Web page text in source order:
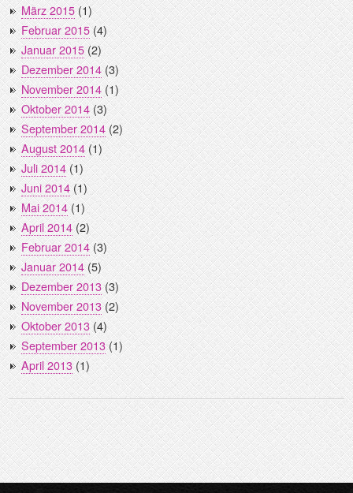
März 2015(1)
Februar 2015(4)
Januar 2015(2)
Dezember 2014(3)
November 2014(1)
Oktober 2014(3)
September 2014(2)
August 2014(1)
Juli 2014(1)
Juni 2014(1)
Mai 2014(1)
April 2014(2)
Februar 2014(3)
Januar 2014(5)
Dezember 2013(3)
November 2013(2)
Oktober 2013(4)
September 2013(1)
April 2013(1)